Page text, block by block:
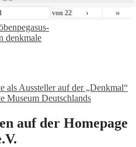
von 22 › »
pegasus-
denkmale
als Aussteller auf der „Denkmal“
Museum Deutschlands
auf der Homepage